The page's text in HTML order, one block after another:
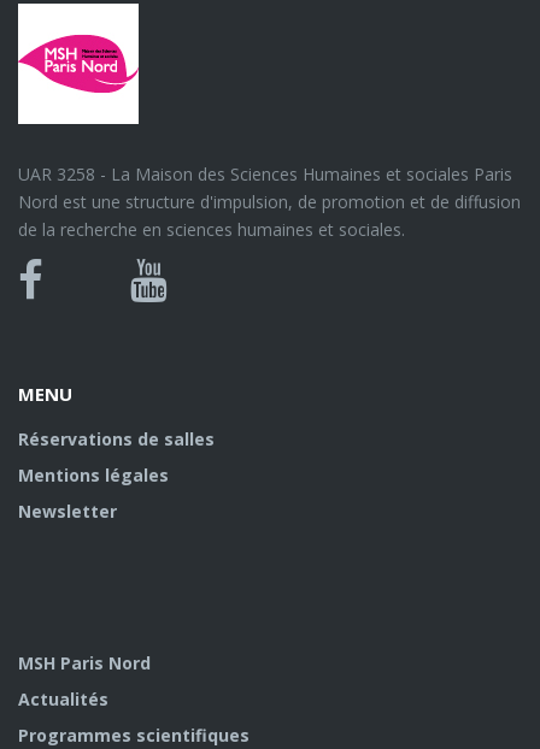
UAR 3258 - La Maison des Sciences Humaines et sociales Paris
Nord est une structure d'impulsion, de promotion et de diffusion
de la recherche en sciences humaines et sociales.
Bluesky
Canal
MENU
Réservations de salles
Mentions légales
Newsletter
MSH Paris Nord
Actualités
Programmes scientifiques